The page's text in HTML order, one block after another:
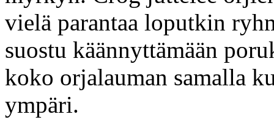
vielä parantaa loputkin
suostu käännyttämään
koko orjalauman samalla
ympäri.